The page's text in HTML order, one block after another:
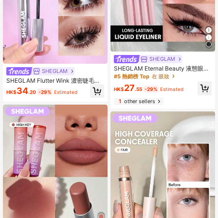
SHEGLAM
SHEGLAM Flutter Wink 濃密睫毛膏
品牌美妝化妝品 適合女士與女孩
HK$34.20 -29% Estimated
SHEGLAM
SHEGLAM Eternal Beauty 液態眼線
筆 品牌美妝化妝品 適合女士與女孩
#5 熱銷榜 Top 在 眼妝
HK$27.55 -29% Estimated
1other sellers